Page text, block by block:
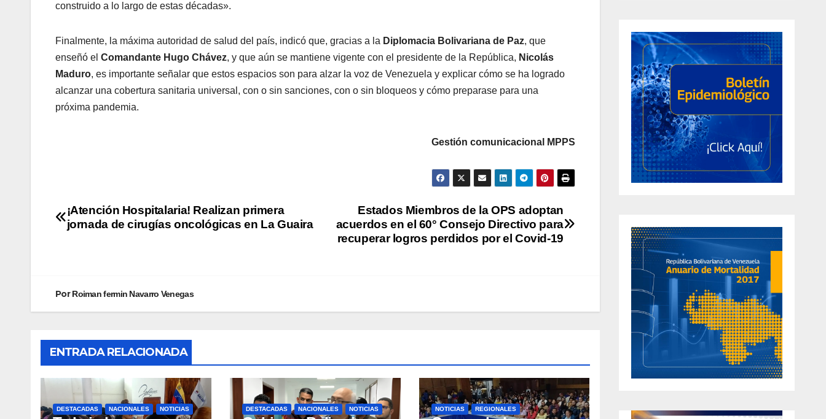
construido a lo largo de estas décadas».
Finalmente, la máxima autoridad de salud del país, indicó que, gracias a la Diplomacia Bolivariana de Paz, que
enseñó el Comandante Hugo Chávez, y que aún se mantiene vigente con el presidente de la República, Nicolás
Maduro, es importante señalar que estos espacios son para alzar la voz de Venezuela y explicar cómo se ha logrado
alcanzar una cobertura sanitaria universal, con o sin sanciones, con o sin bloqueos y cómo preparase para una
próxima pandemia.
Gestión comunicacional MPPS
Estados Miembros de la OPS adoptan
acuerdos en el 60° Consejo Directivo para
recuperar logros perdidos por el Covid-19
¡Atención Hospitalaria! Realizan primera
jornada de cirugías oncológicas en La Guaira
PorRoiman fermin Navarro Venegas
ENTRADA RELACIONADA
DESTACADAS NACIONALES NOTICIAS DESTACADAS NACIONALES NOTICIAS NOTICIAS REGIONALES